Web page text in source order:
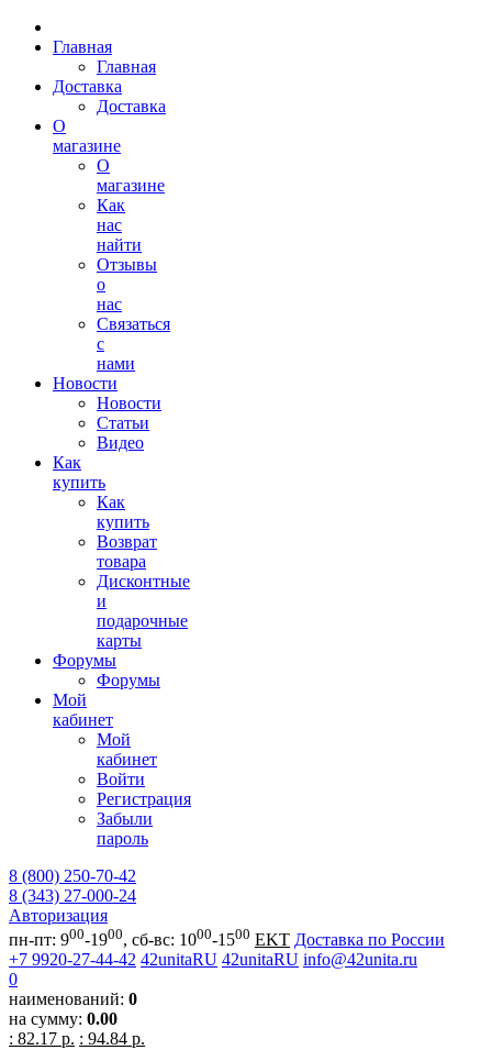
Главная
Главная
Доставка
Доставка
О
магазине
О
магазине
Как
нас
найти
Отзывы
о
нас
Связаться
с
нами
Новости
Новости
Статьи
Видео
Как
купить
Как
купить
Возврат
товара
Дисконтные
и
подарочные
карты
Форумы
Форумы
Мой
кабинет
Мой
кабинет
Войти
Регистрация
Забыли
пароль
8 (800) 250-70-42
8 (343) 27-000-24
Авторизация
пн-пт: 900-1900, сб-вс: 1000-1500 EKT Доставка по России
+7 9920-27-44-42 42unitaRU 42unitaRU info@42unita.ru
0
наименований: 0
на сумму: 0.00
: 82.17 р. : 94.84 р.